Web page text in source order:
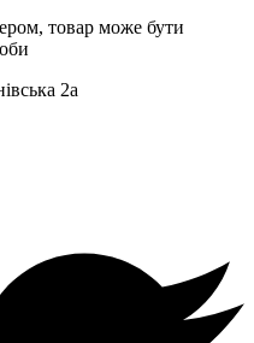
товар може бути
2а